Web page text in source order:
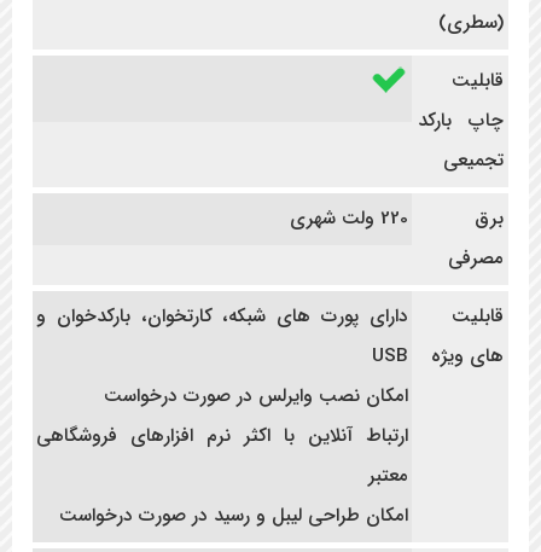
(سطری)
قابلیت
چاپ بارکد
تجمیعی
برق
مصرفی
220 ولت شهری
قابلیت
های ویژه
دارای پورت های شبکه، کارتخوان، بارکدخوان و
USB
امکان نصب وایرلس در صورت درخواست
ارتباط آنلاین با اکثر نرم افزارهای فروشگاهی
معتبر
امکان طراحی لیبل و رسید در صورت درخواست